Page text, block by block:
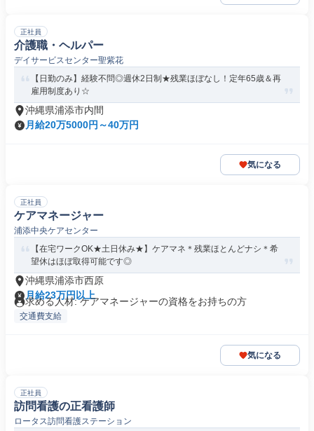
正社員
介護職・ヘルパー
デイサービスセンター聖紫花
【日勤のみ】経験不問◎週休2日制★残業ほぼなし！定年65歳＆再
雇用制度あり☆
沖縄県浦添市内間
月給20万5000円～40万円
気になる
正社員
ケアマネージャー
浦添中央ケアセンター
【在宅ワークOK★土日休み★】ケアマネ＊残業ほとんどナシ＊希
望休はほぼ取得可能です◎
沖縄県浦添市西原
月給23万円以上
求める人材: ケアマネージャーの資格をお持ちの方
交通費支給
気になる
正社員
訪問看護の正看護師
ロータス訪問看護ステーション